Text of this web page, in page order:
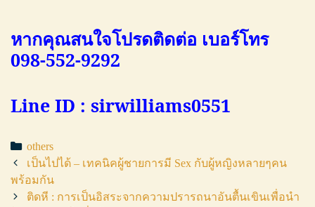
หากคุณสนใจโปรดติดต่อ เบอร์โทร
098-552-9292
Line ID : sirwilliams0551
Categories
others
Post
navigation
เป็นไปได้ – เทคนิคผู้ชายการมี Sex กับผู้หญิงหลายๆคน
พร้อมกัน
ติดหี : การเป็นอิสระจากความปรารถนาอันตื้นเขินเพื่อนำ